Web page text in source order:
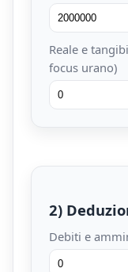
Reale e
focus urano)
2)
Debiti e